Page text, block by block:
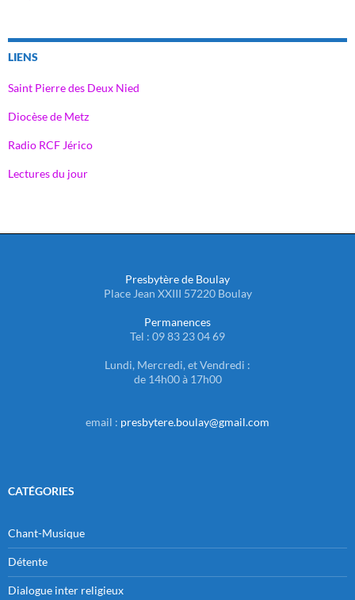
LIENS
Saint Pierre des Deux Nied
Diocèse de Metz
Radio RCF Jérico
Lectures du jour
Presbytère de Boulay
Place Jean XXIII 57220 Boulay
Permanences
Tel : 09 83 23 04 69
Lundi, Mercredi, et Vendredi :
de 14h00 à 17h00
email : presbytere.boulay@gmail.com
CATÉGORIES
Chant-Musique
Détente
Dialogue inter religieux